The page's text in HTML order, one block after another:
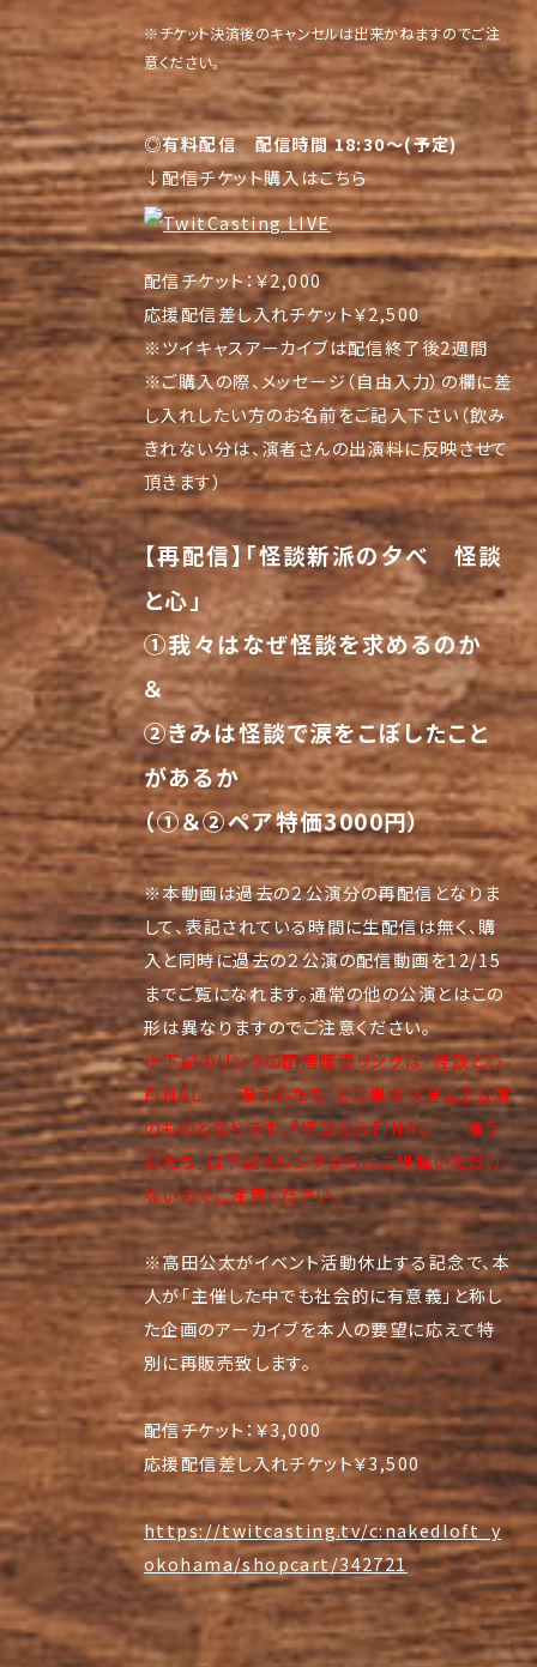
※チケット決済後のキャンセルは出来かねますのでご注
意ください。
◎有料配信 配信時間 18:30～(予定)
↓配信チケット購入はこちら
配信チケット：￥2,000
応援配信差し入れチケット￥2,500
※ツイキャスアーカイブは配信終了後2週間
※ご購入の際、メッセージ（自由入力）の欄に差
し入れしたい方のお名前をご記入下さい（飲み
きれない分は、演者さんの出演料に反映させて
頂きます）
【再配信】「怪談新派の夕べ 怪談
と心」
①我々はなぜ怪談を求めるのか
＆
②きみは怪談で涙をこぼしたこと
があるか
（①＆②ペア特価3000円）
※本動画は過去の２公演分の再配信となりま
して、表記されている時間に生配信は無く、購
入と同時に過去の２公演の配信動画を12/15
までご覧になれます。通常の他の公演とはこの
形は異なりますのでご注意ください。
※下記のリンクの配信販売リンクは「怪談と心
FINAL──漂う心たち」とは異なり過去２公演
のものとなります、「怪談と心FINAL──漂う
心たち」は下記のリンクからはご視聴いただけ
ないのでご注意ください。
※高田公太がイベント活動休止する記念で、本
人が「主催した中でも社会的に有意義」と称し
た企画のアーカイブを本人の要望に応えて特
別に再販売致します。
配信チケット：￥3,000
応援配信差し入れチケット￥3,500
https://twitcasting.tv/c:nakedloft_y
okohama/shopcart/342721